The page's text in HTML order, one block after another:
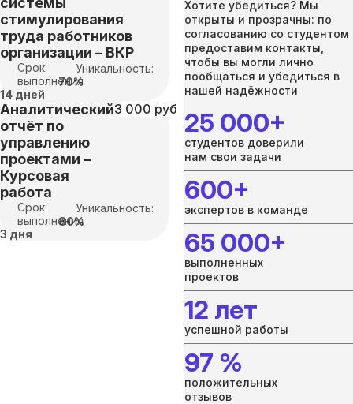
стимулирования
труда работников
организации – ВКР
Срок
выполнения
14 дней
Уникальность:
70%
Аналитический
отчёт по
управлению
проектами –
Курсовая
работа
3 000 руб
Срок
выполнения
3 дня
Уникальность:
80%
Хотите убедиться? Мы
открыты и прозрачны: по
согласованию со студентом
предоставим контакты,
чтобы вы могли лично
пообщаться и убедиться в
нашей надёжности
25 000+
студентов доверили
нам свои задачи
600+
экспертов в команде
65 000+
выполненных
проектов
12 лет
успешной работы
97 %
положительных
отзывов